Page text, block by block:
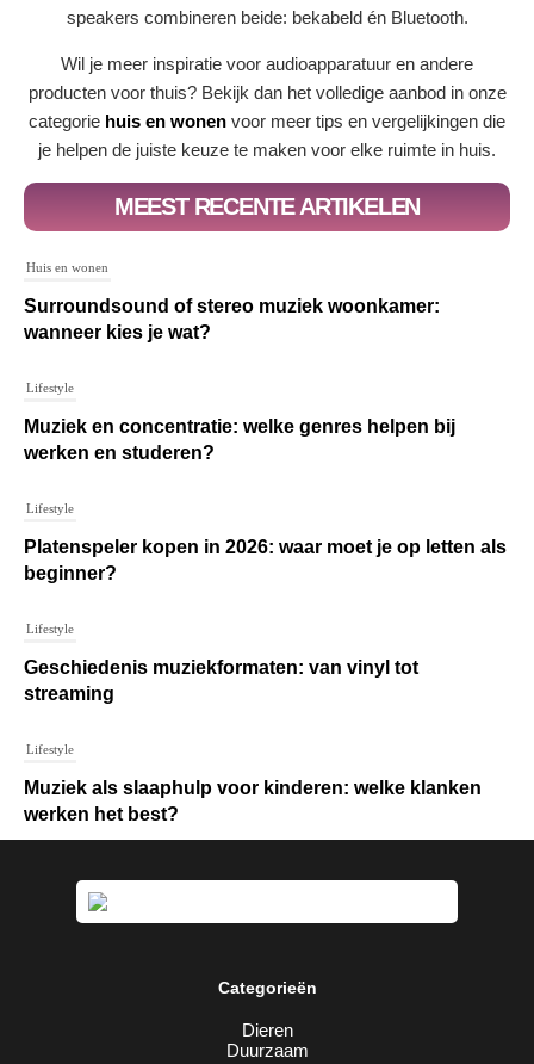
speakers combineren beide: bekabeld én Bluetooth.
Wil je meer inspiratie voor audioapparatuur en andere
producten voor thuis? Bekijk dan het volledige aanbod in onze
categorie huis en wonen voor meer tips en vergelijkingen die
je helpen de juiste keuze te maken voor elke ruimte in huis.
MEEST RECENTE ARTIKELEN
Huis en wonen
Surroundsound of stereo muziek woonkamer:
wanneer kies je wat?
Lifestyle
Muziek en concentratie: welke genres helpen bij
werken en studeren?
Lifestyle
Platenspeler kopen in 2026: waar moet je op letten als
beginner?
Lifestyle
Geschiedenis muziekformaten: van vinyl tot
streaming
Lifestyle
Muziek als slaaphulp voor kinderen: welke klanken
werken het best?
Categorieën
Dieren
Duurzaam